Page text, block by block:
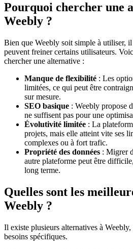
Pourquoi chercher une
Weebly ?
Bien que Weebly soit simple à utiliser,
peuvent freiner certains utilisateurs.
chercher une alternative :
Manque de flexibilité : Les
limitées, ce qui peut être
sur mesure.
SEO basique : Weebly propose
ne suffisent pas pour une
Évolutivité limitée : La
projets, mais elle atteint vite ses
complexes ou à fort trafic.
Propriété des données : Migrer
autre plateforme peut être
long terme.
Quelles sont les
Weebly ?
Il existe plusieurs alternatives à Weebly,
besoins spécifiques.